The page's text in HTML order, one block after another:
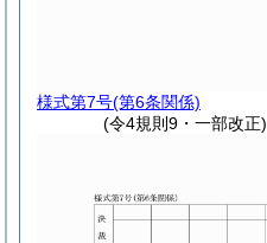
様式第7号(第6条関係)
(令4規則9・一部改正)